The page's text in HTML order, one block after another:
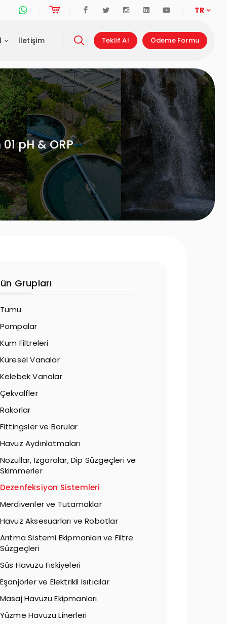
Whatsapp Destek Hattı
Online AlışverişFacebookTwitter InstagramLinkedinYoutube
TR
İletişim Teklif Al Ödeme Formu
pH & ORP
Grupları
Tümü
Pompalar
Kum Filtreleri
Küresel Vanalar
Kelebek Vanalar
Çekvalfler
Rakorlar
Fittingsler ve Borular
Havuz Aydınlatmaları
Nozullar, Izgaralar, Dip Süzgeçleri ve
Skimmerler
Dezenfeksiyon Sistemleri
Merdivenler ve Tutamaklar
Havuz Aksesuarları ve Robotlar
Arıtma Sistemi Ekipmanları ve Filtre
Süzgeçleri
Süs Havuzu Fıskiyeleri
Eşanjörler ve Elektrikli Isıtıcılar
Masaj Havuzu Ekipmanları
Yüzme Havuzu Linerleri